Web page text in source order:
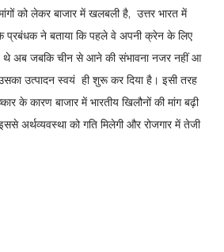
मांगों को लेकर बाजार में खलबली है, उत्तर भारत में
प्रबंधक ने बताया कि पहले वे अपनी क्रेन के लिए
थे अब जबकि चीन से आने की संभावना नजर नहीं आ
उत्पादन स्वयं ही शुरू कर दिया है। इसी तरह
के कारण बाजार में भारतीय खिलौनों की मांग बढ़ी
अर्थव्यवस्था को गति मिलेगी और रोजगार में तेजी